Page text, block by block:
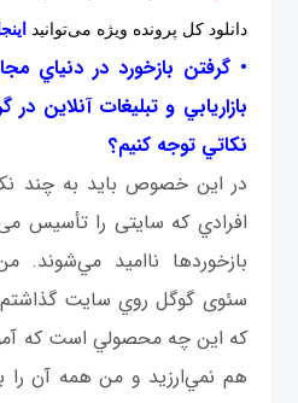
دانلود کل پرونده ویژه می‌توانید
• گرفتن بازخورد در دنياي
بازاريابي و تبليغات آنلاين
نكاتي توجه کنیم؟
در اين خصوص باید به چند
افرادي كه سايتی را تأسیس
بازخوردها نا‌اميد
سئوی گوگل روي سايت
كه اين چه محصولي است كه
هم نمي‌ارزيد و من همه آن را